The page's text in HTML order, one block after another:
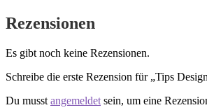
Rezensionen
Es gibt noch keine Rezensionen.
Schreibe die erste Rezension für „Tips
Du musst angemeldet sein, um eine